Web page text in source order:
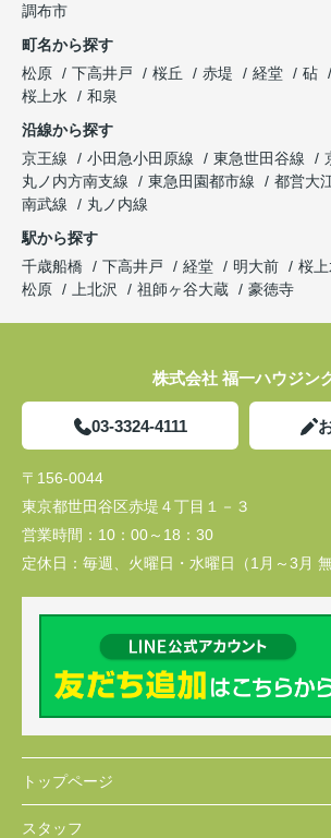
調布市
町名から探す
松原
下高井戸 桜丘 赤堤 経堂 砧
桜上水
和泉
沿線から探す
京王線
小田急小田原線 東急世田谷線
丸ノ内方南支線
東急田園都市線 都営大
南武線
丸ノ内線
駅から探す
千歳船橋
下高井戸 経堂 明大前 桜上
松原
上北沢 祖師ヶ谷大蔵 豪徳寺
株式会社 福一ハウジン
03-3324-4111
〒156-0044
東京都世田谷区赤堤４丁目１－３
営業時間： 10：00～18：30
定休日： 毎週、火曜日・水曜日（1月～3月 無
トップページ
スタッフ